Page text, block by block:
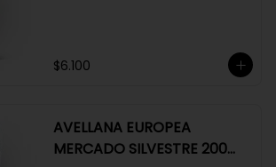
$6.100
AVELLANA EUROPEA
MERCADO SILVESTRE 200